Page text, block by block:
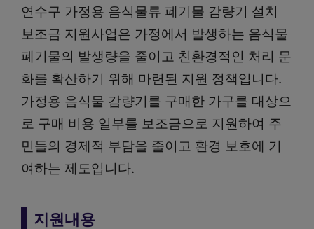
연수구 가정용 음식물류 폐기물 감량기 설치
보조금 지원사업은 가정에서 발생하는 음식물
폐기물의 발생량을 줄이고 친환경적인 처리 문
화를 확산하기 위해 마련된 지원 정책입니다.
가정용 음식물 감량기를 구매한 가구를 대상으
로 구매 비용 일부를 보조금으로 지원하여 주
민들의 경제적 부담을 줄이고 환경 보호에 기
여하는 제도입니다.
지원내용